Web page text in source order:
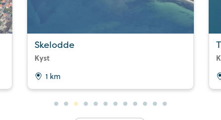
Skelodde
Kyst
1 km